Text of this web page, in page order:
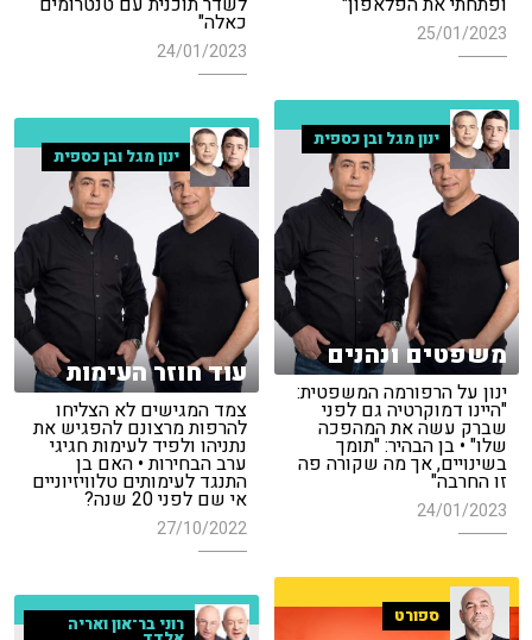
25/01/2023 כאלה"
24/01/2023
ינון מגל ובן כספית
משפטים ונהנים
ינון על הרפורמה המשפטית:
"היינו דמוקרטיה גם לפני
שברק עשה את המהפכה
שלו" • בן הבהיר: "תומך
בשינויים, אך מה שקורה פה
זו החרבה"
24/01/2023
ינון מגל ובן כספית
עוד חוזר העימות
צמד המגישים לא הצליחו
להרפות מרצונם להפגיש את
נתניהו ולפיד לעימות חגיגי
ערב הבחירות • האם בן
התנגד לעימותים טלוויזיוניים
אי שם לפני 20 שנה?
27/10/2022
ספורט רוני בר־און ואריה